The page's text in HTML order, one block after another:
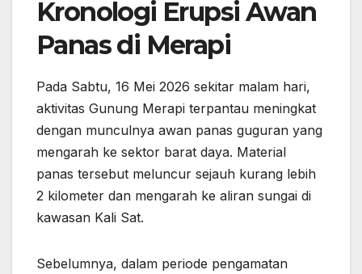
Kronologi Erupsi Awan
Panas di Merapi
Pada Sabtu, 16 Mei 2026 sekitar malam hari,
aktivitas Gunung Merapi terpantau meningkat
dengan munculnya awan panas guguran yang
mengarah ke sektor barat daya. Material
panas tersebut meluncur sejauh kurang lebih
2 kilometer dan mengarah ke aliran sungai di
kawasan Kali Sat.
Sebelumnya, dalam periode pengamatan